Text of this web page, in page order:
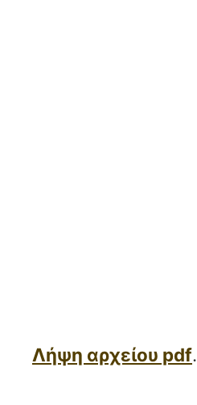
Λήψη αρχείου pdf.